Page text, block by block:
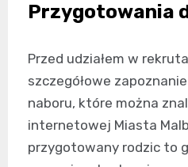
Przygotowania
Przed udziałem w
szczegółowe
naboru, które można
internetowej Miasta
przygotowany rodzic to